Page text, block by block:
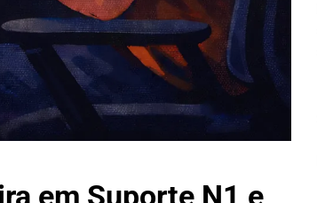
em Suporte N1 e